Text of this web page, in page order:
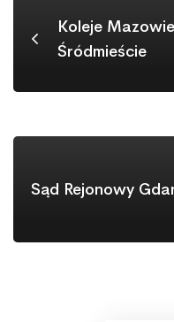
Koleje
Śródmieście
Sąd Rejonowy